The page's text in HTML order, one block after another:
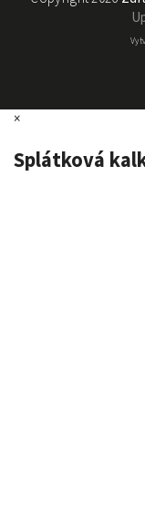
×
Splátková